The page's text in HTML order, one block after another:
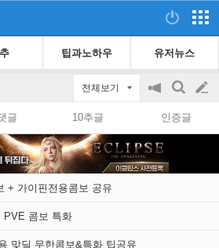
팁과노하우 유저뉴스
전체보기
공
on/off
검
색
글
쓰
글 10추글 인증글
+ 가이핀전용콤보 공유
PVE 콤보 특화
맞딜 무한콤보&특화 팁공유